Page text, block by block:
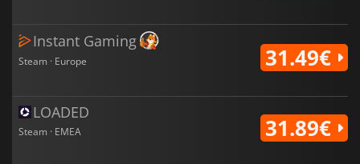
Instant Gaming
Steam · Europe 31.49€
LOADED
Steam · EMEA 31.89€